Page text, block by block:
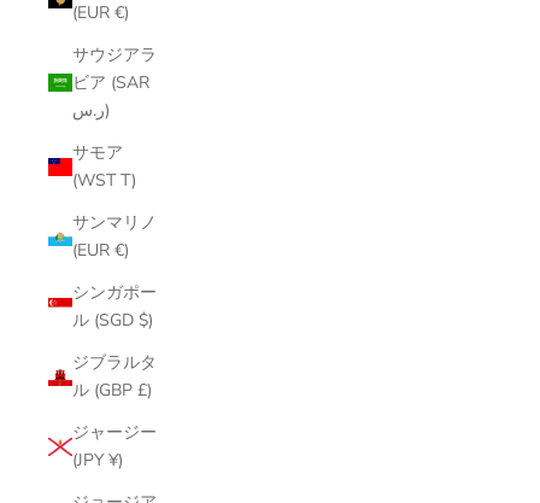
(EUR €)
サウジアラ
ビア (SAR
ر.س)
サモア
(WST T)
サンマリノ
(EUR €)
シンガポー
ル (SGD $)
ジブラルタ
ル (GBP £)
ジャージー
(JPY ¥)